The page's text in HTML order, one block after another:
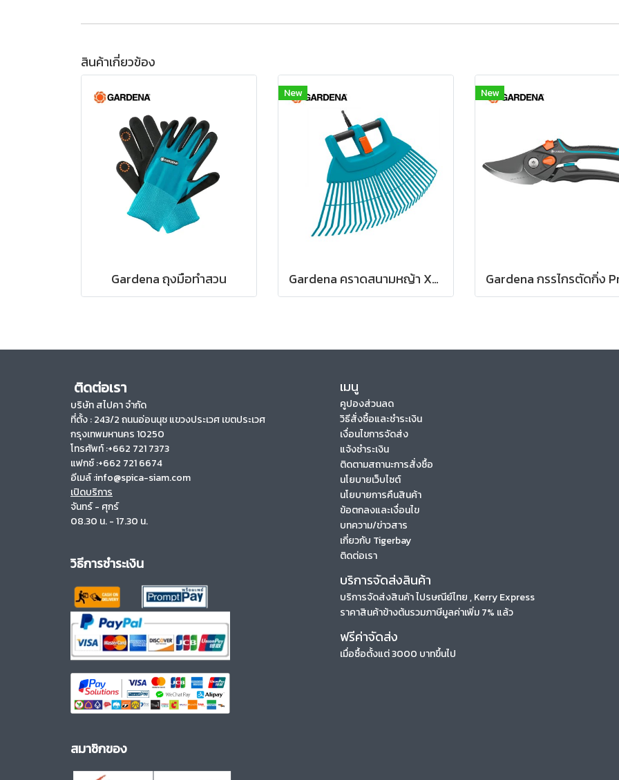
สินค้าเกี่ยวข้อง
Gardena ถุงมือทำสวน
New
Gardena คราดสนามหญ้า XXL แบบพับเก็บได้ (สำหรับต่อด้ามจับ) (03107-20)
New
ติดต่อเรา
บริษัท สไปคา จำกัด
ที่ตั้ง :243/2 ถนนอ่อนนุช แขวงประเวศ เขตประเวศ
กรุงเทพมหานคร 10250
โทรศัพท์ :+662 721 7373
แฟกซ์ :+662 721 6674
อีเมล์ :info@spica-siam.com
เปิดบริการ
จันทร์ - ศุกร์
08.30 น. - 17.30 น.
วิธีการชำระเงิน
สมาชิกของ
เมนู
คูปองส่วนลด
วิธีสั่งซื้อและชำระเงิน
เงื่อนไขการจัดส่ง
แจ้งชำระเงิน
ติดตามสถานะการสั่งซื้อ
นโยบายเว็บไซต์
นโยบายการคืนสินค้า
ข้อตกลงและเงื่อนไข
บทความ/ข่าวสาร
เกี่ยวกับ Tigerbay
ติดต่อเรา
บริการจัดส่งสินค้า
บริการจัดส่งสินค้า ไปรษณีย์ไทย , Kerry Express
ราคาสินค้าข้างต้นรวมภาษีมูลค่าเพิ่ม 7% แล้ว
ฟรีค่าจัดส่ง
เมื่อซื้อตั้งแต่ 3000 บาทขึ้นไป